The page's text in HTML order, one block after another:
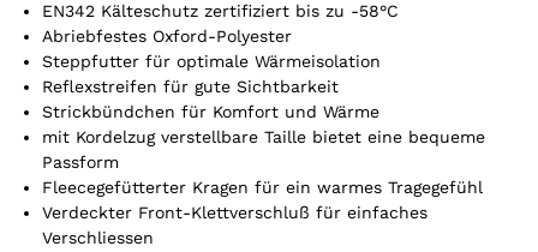
k
e
l
.
Y
o
EN342 Kälteschutz zertifiziert bis zu -58°C
Abriebfestes Oxford-Polyester
Steppfutter für optimale Wärmeisolation
Reflexstreifen für gute Sichtbarkeit
Strickbündchen für Komfort und Wärme
mit Kordelzug verstellbare Taille bietet eine bequeme
Passform
Fleecegefütterter Kragen für ein warmes Tragegefühl
Verdeckter Front-Klettverschluß für einfaches
Verschliessen